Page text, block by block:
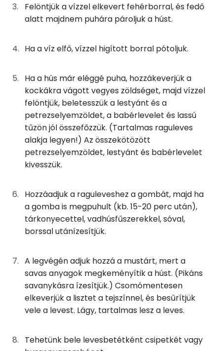
5g rókagomba
2 kcal
vargánya gomba
1 kcal
20gfehérbor
16 kcal
20gvíz
0 kcal
24gsárgarépa
9 kcal
18g fehérrépa
11 kcal
zeller
6 kcal
9gvöröshagyma
3 kcal
4g vaj
30 kcal
mustár
1 kcal
20g habtejszín
58 kcal
3gfinomliszt 11 kcal
Kálcium
TOP vitaminok
Kolin:
Niacin - B3 vitamin:
C vitamin:
β-karotin
E vitamin:
Fehérje
Zsír
Összesen
14.7 g
Telített zsírsav
Egyszeresen telítetlen zsírsav:
5 g
Felöntjük a vízzel elkevert fehérborral, és fedő
alatt majdnem puhára pároljuk a húst.
Ha a víz elfő, vízzel higított borral pótoljuk.
Ha a hús már eléggé puha, hozzákeverjük a
kockákra vágott vegyes zöldséget, majd vízzel
felöntjük, beletesszük a lestyánt és a
petrezselyemzöldet, a babérlevelet és lassú
tűzön jól összefőzzük. (Tartalmas raguleves
alakja legyen!) Az összekötözött
petrezselyemzöldet, lestyánt és babérlevelet
kivesszük.
Hozzáadjuk a raguleveshez a gombát, majd ha
a gomba is megpuhult (kb. 15-20 perc után),
tárkonyecettel, vadhúsfűszerekkel, sóval,
borssal utánízesítjük.
A legvégén adjuk hozzá a mustárt, mert a
savas anyagok megkeményítik a húst. (Pikáns
savanykásra ízesítjük.) Csomómentesen
elkeverjük a lisztet a tejszínnel, és besűrítjük
vele a levest. Lágy, tartalmas lesz a leves.
Tehetünk bele levesbetétként csipetkét vagy